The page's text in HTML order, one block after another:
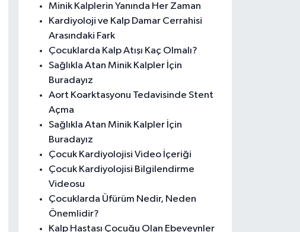
Minik Kalplerin Yanında Her Zaman
Kardiyoloji ve Kalp Damar Cerrahisi
Arasındaki Fark
Çocuklarda Kalp Atışı Kaç Olmalı?
Sağlıkla Atan Minik Kalpler İçin
Buradayız
Aort Koarktasyonu Tedavisinde Stent
Açma
Sağlıkla Atan Minik Kalpler İçin
Buradayız
Çocuk Kardiyolojisi Video İçeriği
Çocuk Kardiyolojisi Bilgilendirme
Videosu
Çocuklarda Üfürüm Nedir, Neden
Önemlidir?
Kalp Hastası Çocuğu Olan Ebeveynler